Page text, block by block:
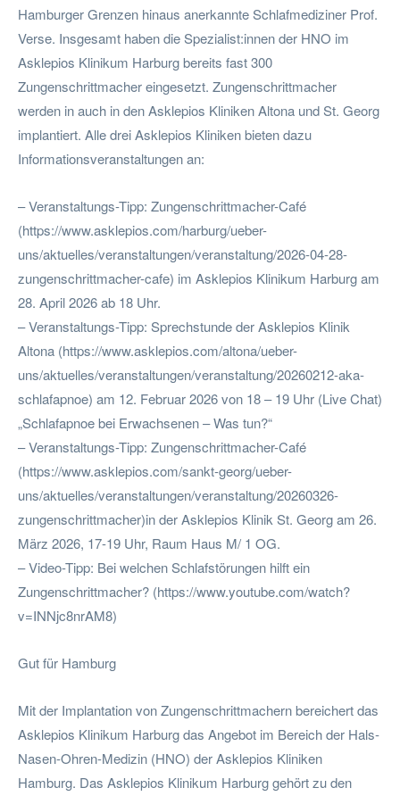
Hamburger Grenzen hinaus anerkannte Schlafmediziner Prof.
Verse. Insgesamt haben die Spezialist:innen der HNO im
Asklepios Klinikum Harburg bereits fast 300
Zungenschrittmacher eingesetzt. Zungenschrittmacher
werden in auch in den Asklepios Kliniken Altona und St. Georg
implantiert. Alle drei Asklepios Kliniken bieten dazu
Informationsveranstaltungen an:
– Veranstaltungs-Tipp: Zungenschrittmacher-Café
(https://www.asklepios.com/harburg/ueber-
uns/aktuelles/veranstaltungen/veranstaltung/2026-04-28-
zungenschrittmacher-cafe) im Asklepios Klinikum Harburg am
28. April 2026 ab 18 Uhr.
– Veranstaltungs-Tipp: Sprechstunde der Asklepios Klinik
Altona (https://www.asklepios.com/altona/ueber-
uns/aktuelles/veranstaltungen/veranstaltung/20260212-aka-
schlafapnoe) am 12. Februar 2026 von 18 – 19 Uhr (Live Chat)
„Schlafapnoe bei Erwachsenen – Was tun?“
– Veranstaltungs-Tipp: Zungenschrittmacher-Café
(https://www.asklepios.com/sankt-georg/ueber-
uns/aktuelles/veranstaltungen/veranstaltung/20260326-
zungenschrittmacher)in der Asklepios Klinik St. Georg am 26.
März 2026, 17-19 Uhr, Raum Haus M/ 1 OG.
– Video-Tipp: Bei welchen Schlafstörungen hilft ein
Zungenschrittmacher? (https://www.youtube.com/watch?
v=INNjc8nrAM8)
Gut für Hamburg
Mit der Implantation von Zungenschrittmachern bereichert das
Asklepios Klinikum Harburg das Angebot im Bereich der Hals-
Nasen-Ohren-Medizin (HNO) der Asklepios Kliniken
Hamburg. Das Asklepios Klinikum Harburg gehört zu den